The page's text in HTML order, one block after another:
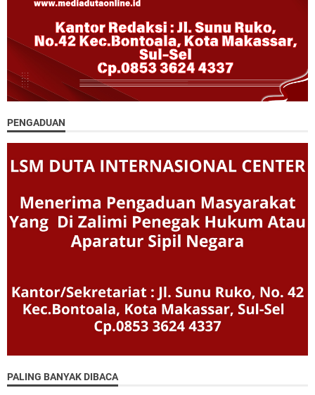
PENGADUAN
PALING BANYAK DIBACA